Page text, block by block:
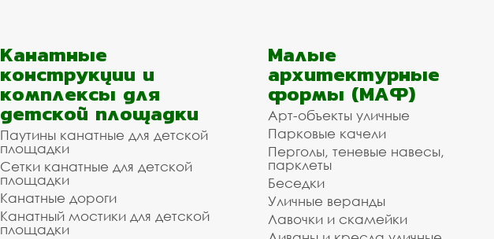
Канатные
конструкции и
комплексы для
детской площадки
Паутины канатные для детской
площадки
Сетки канатные для детской
площадки
Канатные дороги
Канатный мостики для детской
площадки
Малые
архитектурные
формы (МАФ)
Арт-объекты уличные
Парковые качели
Перголы, теневые навесы,
парклеты
Беседки
Уличные веранды
Лавочки и скамейки